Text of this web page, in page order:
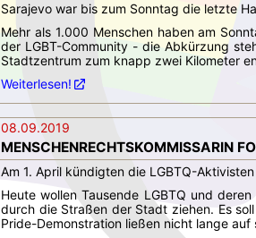
Sarajevo war bis zum Sonntag die letzte
Mehr als 1.000 Menschen haben am
der LGBT-Community - die Abkürzung
Stadtzentrum zum knapp zwei Kilometer
Weiterlesen!
08.09.2019
MENSCHENRECHTSKOMMISSARIN
Am 1. April kündigten die LGBTQ-
Heute wollen Tausende LGBTQ und
durch die Straßen der Stadt ziehen. Es
Pride-Demonstration ließen nicht lange auf